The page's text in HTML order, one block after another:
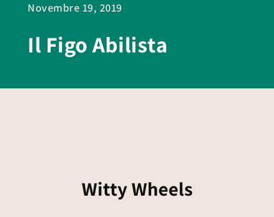
Novembre 19, 2019
Il Figo Abilista